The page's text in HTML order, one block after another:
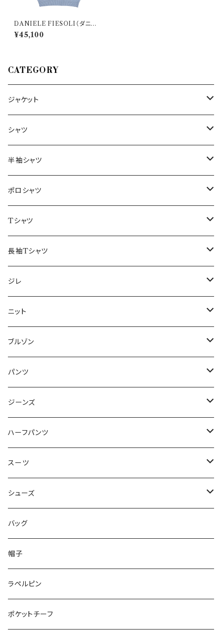
DANIELE FIESOLI（ダニエ
レフィエゾーリ） 丸首セーター
WS 3370/Y 31471
¥45,100
CATEGORY
ジャケット
～44/S
46/M
48/L
50/XL～
シャツ
～44/S
46/M
48/L
50/XL～
半袖シャツ
～44/S
46/M
48/L
50/XL～
ポロシャツ
～44/S
46/M
48/L
50/XL～
Tシャツ
～44/S
46/M
48/L
50/XL～
長袖Tシャツ
～44/S
46/M
48/L
50/XL～
ジレ
～44/S
46/M
48/L
50/XL～
ニット
～44/S
46/M
48/L
50/XL～
ブルゾン
～44/S
46/M
48/L
50/XL～
パンツ
～44/S
46/M
48/L
50/XL～
ジーンズ
～44/S
46/M
48/L
50/XL～
ハーフパンツ
～44/S
46/M
48/L
50/XL～
スーツ
～44/S
46/M
48/L
50/XL～
シューズ
～25.5cm
26cm～
27cm～
28cm～
バッグ
帽子
ラペルピン
ポケットチーフ